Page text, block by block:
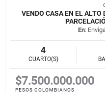
VENDO CASA EN EL ALTO
En:
4
CUARTO(S)
$7.500.000.000
PESOS COLOMBIANOS